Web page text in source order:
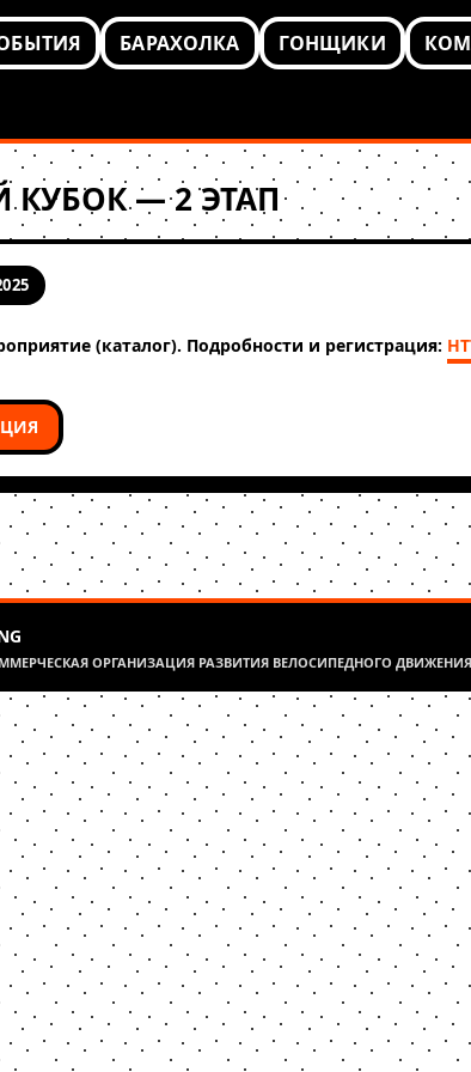
БАРАХОЛКА ГОНЩИКИ
— 2 ЭТАП
(каталог). Подробности и регистрация:
ОРГАНИЗАЦИЯ РАЗВИТИЯ ВЕЛОСИПЕДНОГО